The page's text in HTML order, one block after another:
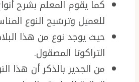
كما يقوم المعلم بشرح
للعميل وترشيح النوع
حيث يوجد نوع من هذا
التراكوتا المصقول.
من الجدير بالذكر أن هذا